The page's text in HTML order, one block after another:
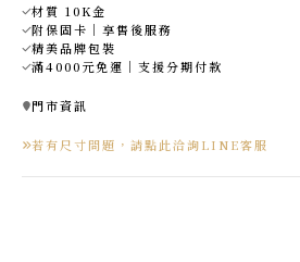
材質 10K金
附保固卡｜享售後服務
精美品牌包裝
滿4000元免運｜支援分期付款
門市資訊
若有尺寸問題，請點此洽詢LINE客服